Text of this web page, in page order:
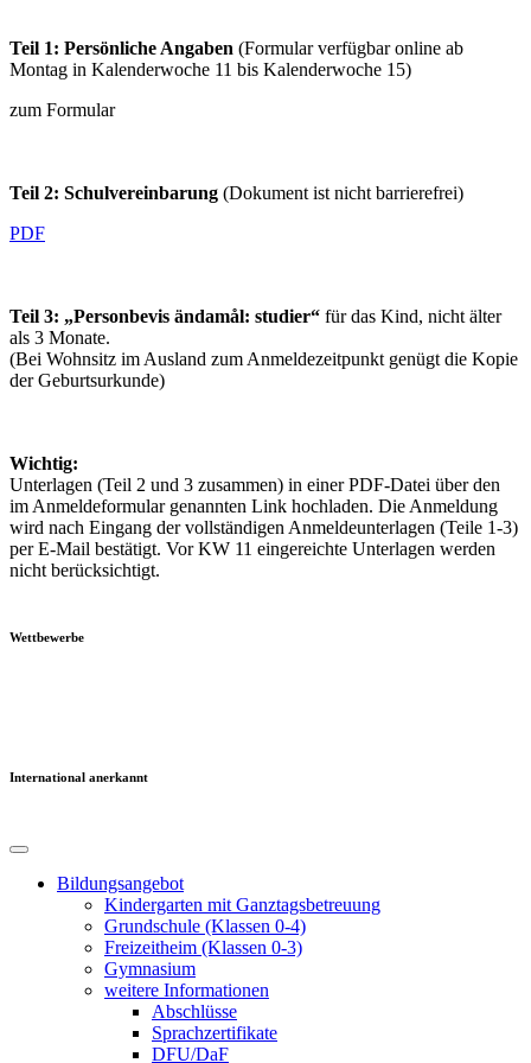
Teil 1: Persönliche Angaben (Formular verfügbar online ab
Montag in Kalenderwoche 11 bis Kalenderwoche 15)
zum Formular
Teil 2: Schulvereinbarung (Dokument ist nicht barrierefrei)
PDF
Teil 3: „Personbevis ändamål: studier“ für das Kind, nicht älter
als 3 Monate.
(Bei Wohnsitz im Ausland zum Anmeldezeitpunkt genügt die Kopie
der Geburtsurkunde)
Wichtig:
Unterlagen (Teil 2 und 3 zusammen) in einer PDF-Datei über den
im Anmeldeformular genannten Link hochladen. Die Anmeldung
wird nach Eingang der vollständigen Anmeldeunterlagen (Teile 1-3)
per E-Mail bestätigt. Vor KW 11 eingereichte Unterlagen werden
nicht berücksichtigt.
Wettbewerbe
International anerkannt
Bildungsangebot
Kindergarten mit Ganztagsbetreuung
Grundschule (Klassen 0-4)
Freizeitheim (Klassen 0-3)
Gymnasium
weitere Informationen
Abschlüsse
Sprachzertifikate
DFU/DaF